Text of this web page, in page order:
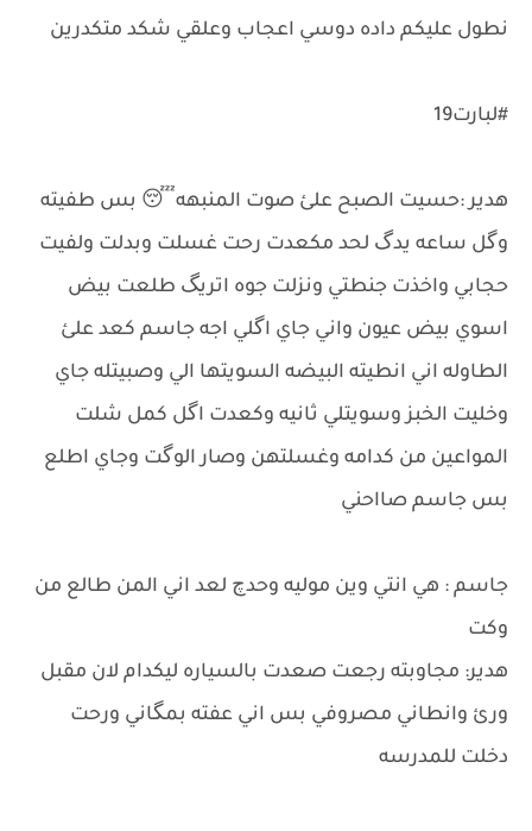
نطول عليكم داده دوسي اعجاب وعلقي شكد متكدرين
#لبارت19
هدير :حسيت الصبح علئ صوت المنبهه😴 بس طفيته
وگل ساعه يدگ لحد مكعدت رحت غسلت وبدلت ولفيت
حجابي واخذت جنطتي ونزلت جوه اتريگ طلعت بيض
اسوي بيض عيون واني جاي اگلي اجه جاسم كعد علئ
الطاوله اني انطيته البيضه السويتها الي وصبيتله جاي
وخليت الخبز وسويتلي ثانيه وكعدت اگل كمل شلت
المواعين من كدامه وغسلتهن وصار الوگت وجاي اطلع
بس جاسم صااحني
جاسم : هي انتي وين موليه وحدچ لعد اني المن طالع من
وكت
هدير: مجاوبته رجعت صعدت بالسياره ليكدام لان مقبل
ورئ وانطاني مصروفي بس اني عفته بمگاني ورحت
دخلت للمدرسه